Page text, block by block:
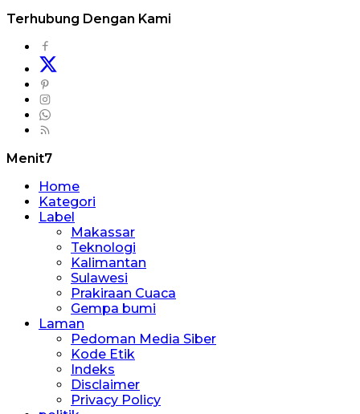
Terhubung Dengan Kami
Menit7
Home
Kategori
Label
Makassar
Teknologi
Kalimantan
Sulawesi
Prakiraan Cuaca
Gempa bumi
Laman
Pedoman Media Siber
Kode Etik
Indeks
Disclaimer
Privacy Policy